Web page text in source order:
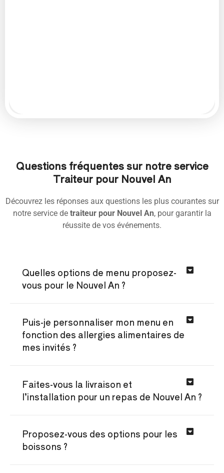
Questions fréquentes sur notre service
Traiteur pour Nouvel An
Découvrez les réponses aux questions les plus courantes sur
notre service de traiteur pour Nouvel An, pour garantir la
réussite de vos événements.
Quelles options de menu proposez-
vous pour le Nouvel An ?
Puis-je personnaliser mon menu en
fonction des allergies alimentaires de
mes invités ?
Faites-vous la livraison et
l’installation pour un repas de Nouvel An ?
Proposez-vous des options pour les
boissons ?